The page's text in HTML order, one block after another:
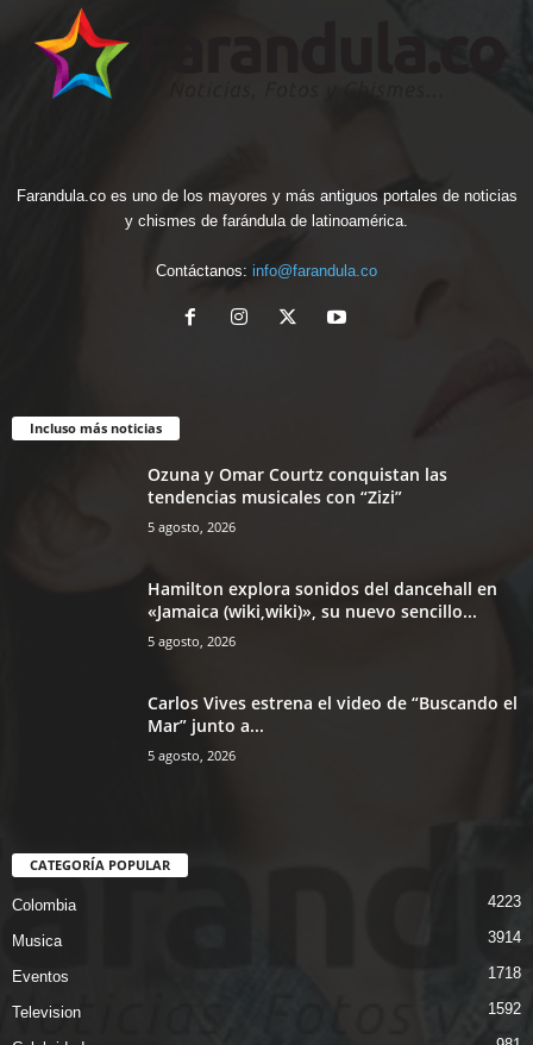
Farandula.co es uno de los mayores y más antiguos portales de noticias
y chismes de farándula de latinoamérica.
Contáctanos: info@farandula.co
Incluso más noticias
Ozuna y Omar Courtz conquistan las
tendencias musicales con “Zizi”
5 agosto, 2026
Hamilton explora sonidos del dancehall en
«Jamaica (wiki,wiki)», su nuevo sencillo...
5 agosto, 2026
Carlos Vives estrena el video de “Buscando el
Mar” junto a...
5 agosto, 2026
CATEGORÍA POPULAR
Colombia 4223
Musica 3914
Eventos 1718
Television 1592